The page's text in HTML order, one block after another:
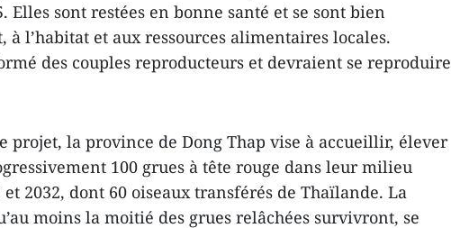
Elles sont restées en bonne santé et se sont bien
à l’habitat et aux ressources alimentaires locales.
des couples reproducteurs et devraient se reproduire
projet, la province de Dong Thap vise à accueillir, élever
100 grues à tête rouge dans leur milieu
2032, dont 60 oiseaux transférés de Thaïlande. La
moins la moitié des grues relâchées survivront, se